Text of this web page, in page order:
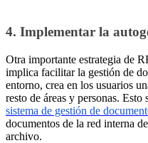
4. Implementar la
Otra importante estrategia de
implica facilitar la gestión de
entorno, crea en los usuarios
resto de áreas y personas.
sistema de gestión de
documentos de la red interna
archivo.